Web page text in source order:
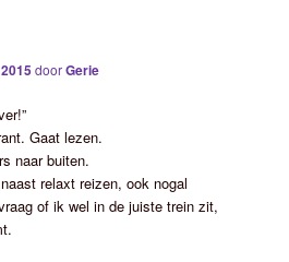
doorGerie
Gaat lezen.
naar buiten.
relaxt reizen, ook nogal
of ik wel in de juiste trein zit,